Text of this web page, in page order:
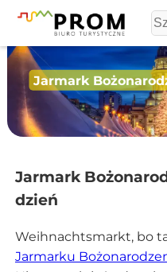
Jarmark
Jarmark
dzień
Weihnachtsmarkt, bo
Jarmarku